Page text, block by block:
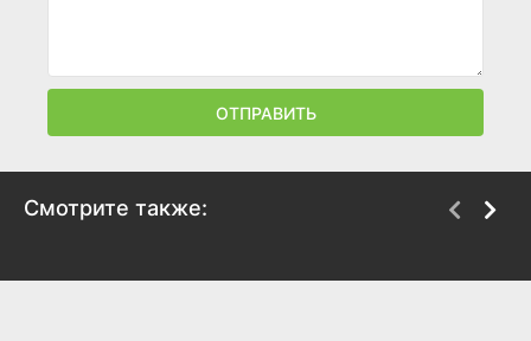
ОТПРАВИТЬ
Смотрите также: